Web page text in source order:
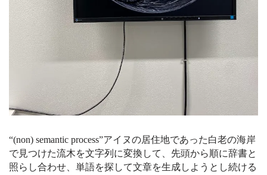
“(non) semantic process”アイヌの居住地であった白老の海岸
で見つけた流木を文字列に変換して、先頭から順に辞書と
照らし合わせ、単語を探して文章を生成しようとし続ける